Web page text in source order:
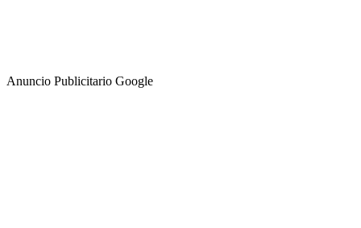
Anuncio Publicitario Google